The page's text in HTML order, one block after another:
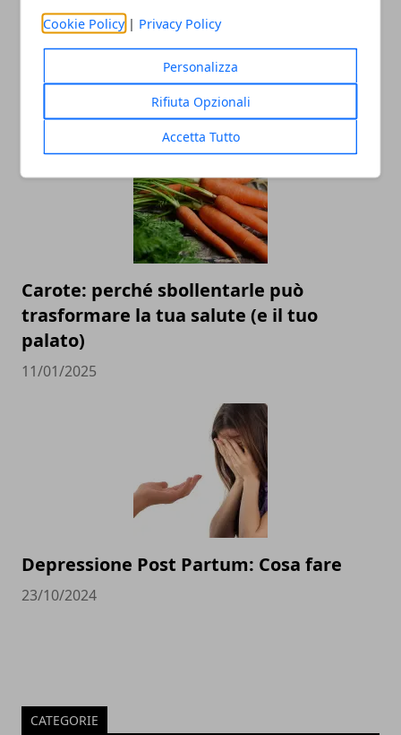
Cookie Policy | Privacy Policy
Personalizza
Rifiuta Opzionali
Accetta Tutto
Perché è importante utilizzare la
protezione solare tutti i giorni?
Carote: perché sbollentarle può
trasformare la tua salute (e il tuo
palato)
11/01/2025
Depressione Post Partum: Cosa fare
23/10/2024
CATEGORIE